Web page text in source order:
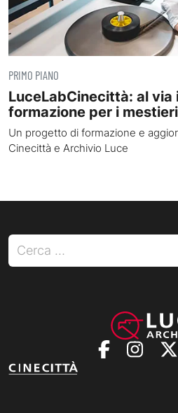
PRIMO PIANO
LuceLabCinecittà: al via
formazione per i
Un progetto di formazione e
Cinecittà e Archivio Luce
Ricerca per: